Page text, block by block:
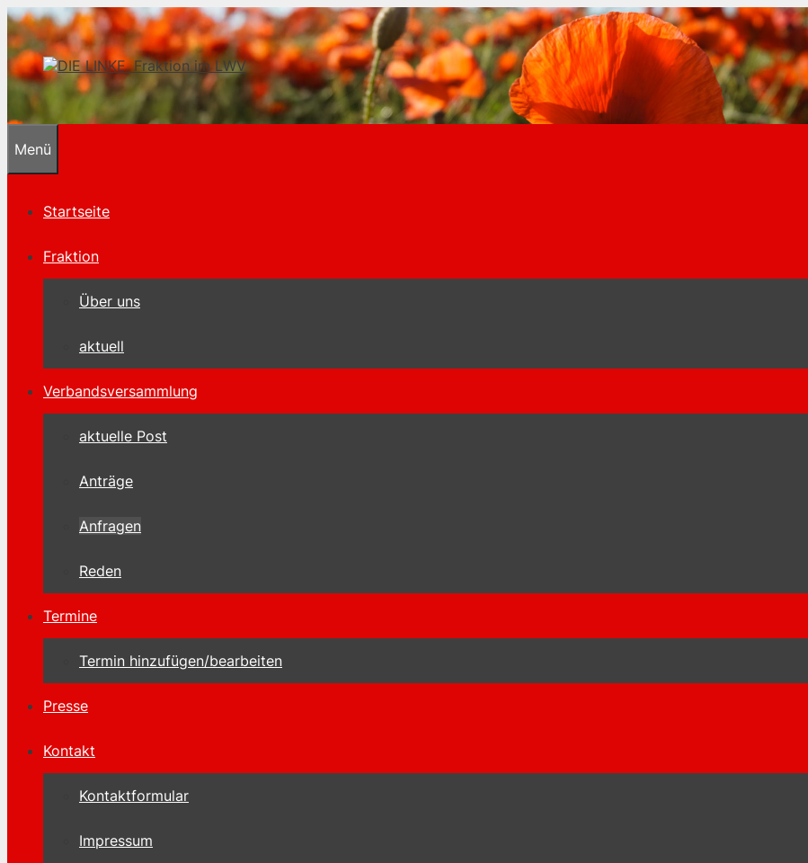
Zum
Inhalt
springen
Menü
Startseite
Fraktion
Über uns
aktuell
Verbandsversammlung
aktuelle Post
Anträge
Anfragen
Reden
Termine
Termin hinzufügen/bearbeiten
Presse
Kontakt
Kontaktformular
Impressum